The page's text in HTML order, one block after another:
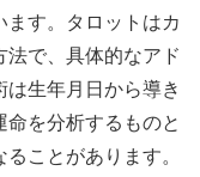
ます。タロットはカ
法で、具体的なアド
生年月日から導き
を分析するものと
ことがあります。